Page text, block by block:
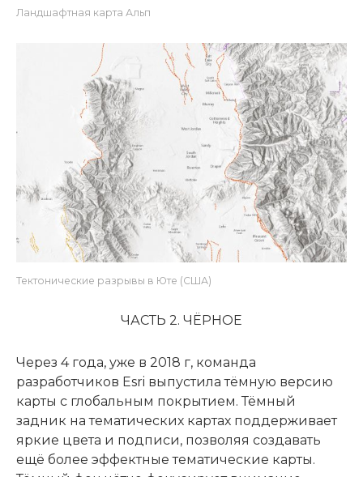
Ландшафтная карта Альп
Тектонические разрывы в Юте (США)
ЧАСТЬ 2. ЧЁРНОЕ
Через 4 года, уже в 2018 г, команда
разработчиков Esri выпустила тёмную версию
карты с глобальным покрытием. Тёмный
задник на тематических картах поддерживает
яркие цвета и подписи, позволяя создавать
ещё более эффектные тематические карты.